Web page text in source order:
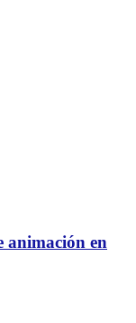
animación en